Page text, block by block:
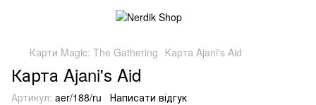
Карти Magic: The Gathering Карта Ajani's Aid
Карта Ajani's Aid
Артикул: aer/188/ru Написати відгук